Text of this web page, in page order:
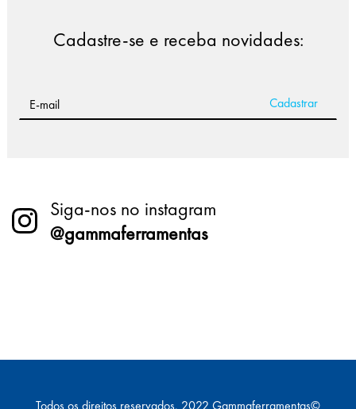
Cadastre-se e receba novidades:
Siga-nos no instagram
@gammaferramentas